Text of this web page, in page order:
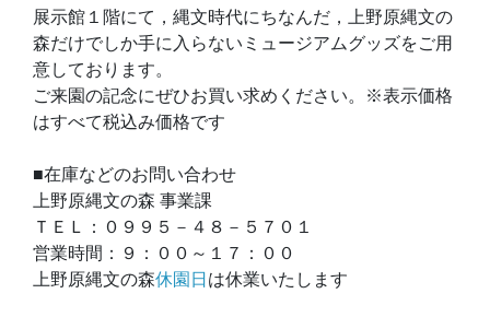
展示館１階にて，縄文時代にちなんだ，上野原縄文の
森だけでしか手に入らないミュージアムグッズをご用
意しております。
ご来園の記念にぜひお買い求めください。※表示価格
はすべて税込み価格です
■在庫などのお問い合わせ
上野原縄文の森 事業課
ＴＥＬ：０９９５－４８－５７０１
営業時間：９：００～１７：００
上野原縄文の森休園日 は休業いたします